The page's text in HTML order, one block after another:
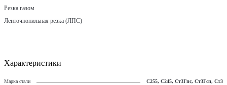
Резка газом
Ленточнопильная резка (ЛПС)
Характеристики
Марка стали
С255, С245, Ст3Гпс, Ст3Гсп, Ст3